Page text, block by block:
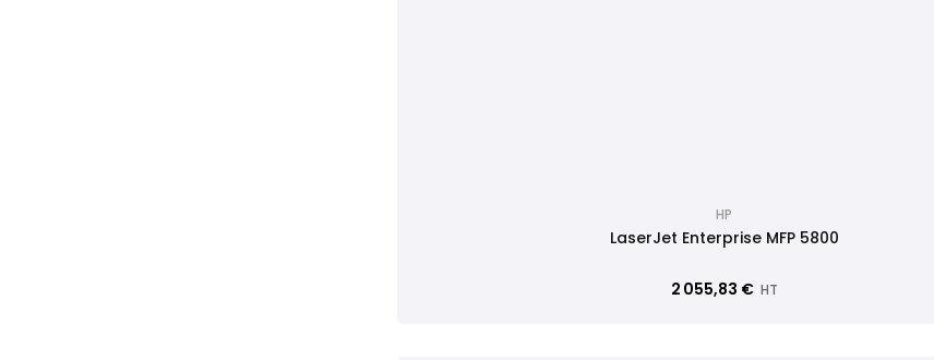
HP
LaserJet Enterprise MFP 5800
2 055,83 € HT